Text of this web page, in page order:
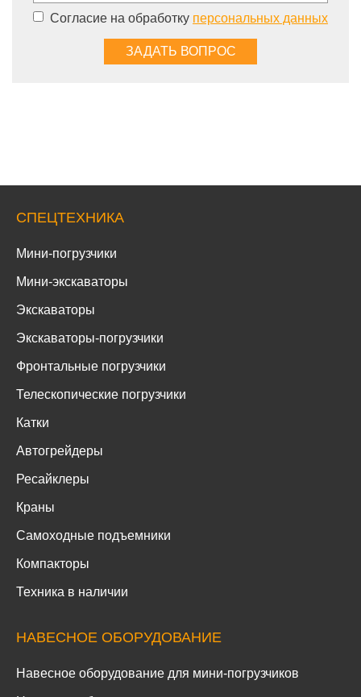
Согласие на обработку персональных данных
СПЕЦТЕХНИКА
Мини-погрузчики
Мини-экскаваторы
Экскаваторы
Экскаваторы-погрузчики
Фронтальные погрузчики
Телескопические погрузчики
Катки
Автогрейдеры
Ресайклеры
Краны
Самоходные подъемники
Компакторы
Техника в наличии
НАВЕСНОЕ ОБОРУДОВАНИЕ
Навесное оборудование для мини-погрузчиков